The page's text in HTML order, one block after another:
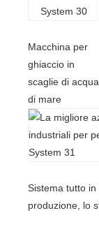
Macchina per
ghiaccio in
scaglie di acqua
di mare
Sistema tutto
produzione, lo